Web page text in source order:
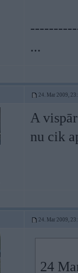
...
24. Mar 2009,
A
nu cik
24. Mar 2009,
24